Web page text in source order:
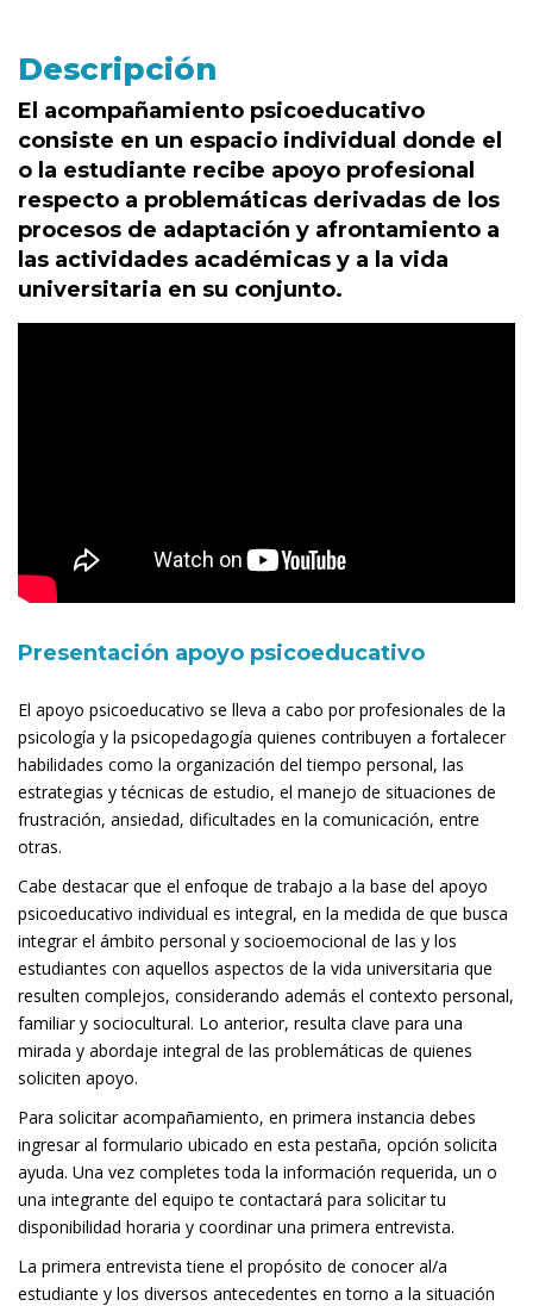
Descripción
El acompañamiento psicoeducativo
consiste en un espacio individual donde el
o la estudiante recibe apoyo profesional
respecto a problemáticas derivadas de los
procesos de adaptación y afrontamiento a
las actividades académicas y a la vida
universitaria en su conjunto.
Presentación apoyo psicoeducativo
El apoyo psicoeducativo se lleva a cabo por profesionales de la
psicología y la psicopedagogía quienes contribuyen a fortalecer
habilidades como la organización del tiempo personal, las
estrategias y técnicas de estudio, el manejo de situaciones de
frustración, ansiedad, dificultades en la comunicación, entre
otras.
Cabe destacar que el enfoque de trabajo a la base del apoyo
psicoeducativo individual es integral, en la medida de que busca
integrar el ámbito personal y socioemocional de las y los
estudiantes con aquellos aspectos de la vida universitaria que
resulten complejos, considerando además el contexto personal,
familiar y sociocultural. Lo anterior, resulta clave para una
mirada y abordaje integral de las problemáticas de quienes
soliciten apoyo.
Para solicitar acompañamiento, en primera instancia debes
ingresar al formulario ubicado en esta pestaña, opción solicita
ayuda. Una vez completes toda la información requerida, un o
una integrante del equipo te contactará para solicitar tu
disponibilidad horaria y coordinar una primera entrevista.
La primera entrevista tiene el propósito de conocer al/a
estudiante y los diversos antecedentes en torno a la situación